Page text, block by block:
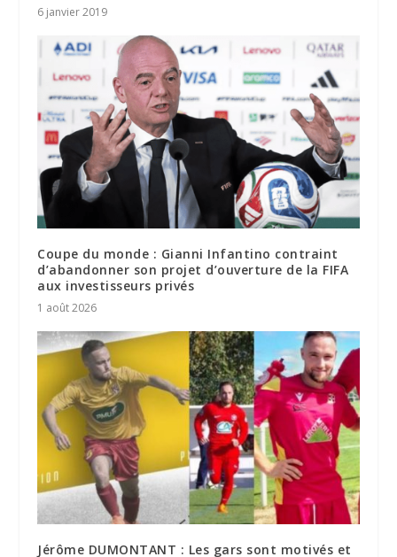
6 janvier 2019
Coupe du monde : Gianni Infantino contraint
d’abandonner son projet d’ouverture de la FIFA
aux investisseurs privés
1 août 2026
Jérôme DUMONTANT : Les gars sont motivés et